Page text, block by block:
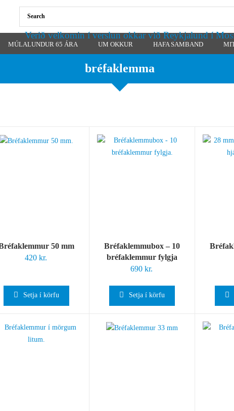
Verið velkomin í verslun okkar við Reykjalund í
MÚLALUNDUR 65 ÁRA UM OKKUR HAFA SAMBAND
bréfaklemma
50 mm
420 kr.
Setja í körfu
Bréfaklemmubox – 10
bréfaklemmur fylgja
690 kr.
Setja í körfu